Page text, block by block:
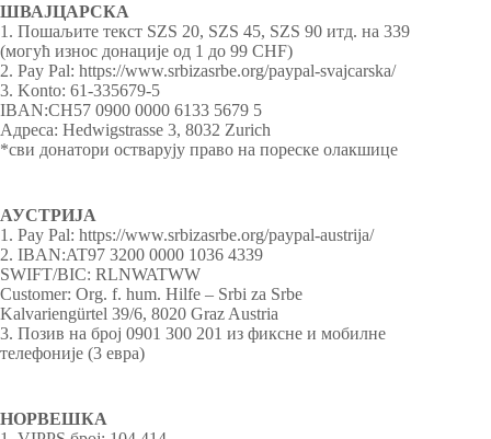
ШВАЈЦАРСКА
1. Пошаљите текст SZS 20, SZS 45, SZS 90 итд. на 339
(могућ износ донације од 1 до 99 CHF)
2. Pay Pal: https://www.srbizasrbe.org/paypal-svajcarska/
3. Konto: 61-335679-5
IBAN:CH57 0900 0000 6133 5679 5
Адреса: Hedwigstrasse 3, 8032 Zurich
*сви донатори остварују право на пореске олакшице
АУСТРИЈА
1. Pay Pal: https://www.srbizasrbe.org/paypal-austrija/
2. IBAN:AT97 3200 0000 1036 4339
SWIFT/BIC: RLNWATWW
Customer: Org. f. hum. Hilfe – Srbi za Srbe
Kalvariengürtel 39/6, 8020 Graz Austria
3. Позив на број 0901 300 201 из фиксне и мобилне
телефоније (3 евра)
НОРВЕШКА